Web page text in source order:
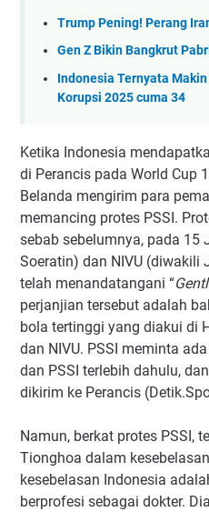
Trump Pening! Perang
Gen Z Bikin Bangkrut
Indonesia Ternyata
Korupsi 2025 cuma 34
Ketika Indonesia
di Perancis pada World Cup
Belanda mengirim para
memancing protes PSSI.
sebab sebelumnya, pada 15
Soeratin) dan NIVU (diwakili
telah menandatangani “
perjanjian tersebut adalah
bola tertinggi yang diakui di
dan NIVU. PSSI meminta
dan PSSI terlebih dahulu,
dikirim ke Perancis
Namun, berkat protes PSSI,
Tionghoa dalam
kesebelasan Indonesia
berprofesi sebagai dokter.